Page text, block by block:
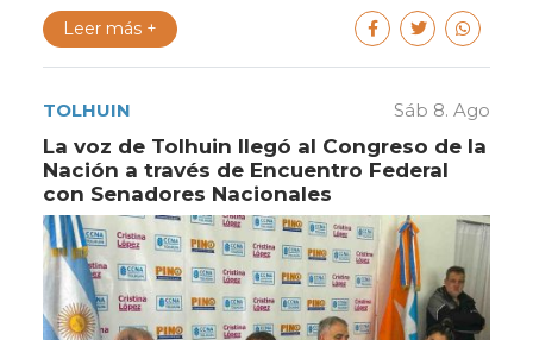
Leer más +
TOLHUIN Sáb 8. Ago
La voz de Tolhuin llegó al Congreso de la
Nación a través de Encuentro Federal
con Senadores Nacionales